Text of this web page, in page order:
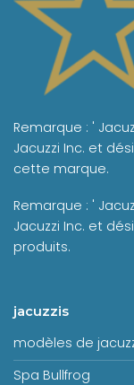
Remarque : '
Jacuzzi Inc. et
cette marque.
Remarque : '
Jacuzzi Inc. et
produits.
jacuzzis
modèles de
Spa Bullfrog